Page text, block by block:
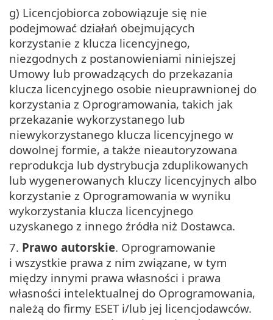
g) Licencjobiorca zobowiązuje się nie
podejmować działań obejmujących
korzystanie z klucza licencyjnego,
niezgodnych z postanowieniami niniejszej
Umowy lub prowadzących do przekazania
klucza licencyjnego osobie nieuprawnionej do
korzystania z Oprogramowania, takich jak
przekazanie wykorzystanego lub
niewykorzystanego klucza licencyjnego w
dowolnej formie, a także nieautoryzowana
reprodukcja lub dystrybucja zduplikowanych
lub wygenerowanych kluczy licencyjnych albo
korzystanie z Oprogramowania w wyniku
wykorzystania klucza licencyjnego
uzyskanego z innego źródła niż Dostawca.
7. Prawo autorskie. Oprogramowanie
i wszystkie prawa z nim związane, w tym
między innymi prawa własności i prawa
własności intelektualnej do Oprogramowania,
należą do firmy ESET i/lub jej licencjodawców.